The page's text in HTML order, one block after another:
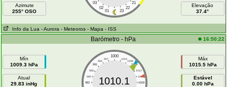
Azimute
255° OSO
03
21
02
22
01 23
Elevação
37.4°
Info da Lua - Aurora - Meteoros - Mapa - ISS
Barómetro - hPa 16:50:22
Mín
1009.3 hPa
Atual
29.83 inHg
1000
997 1003
994
1006
991
1009
988
1012
985
1015
982
1018
1010.1
Máx
1015.5 hPa
Estável
0.00 hPa